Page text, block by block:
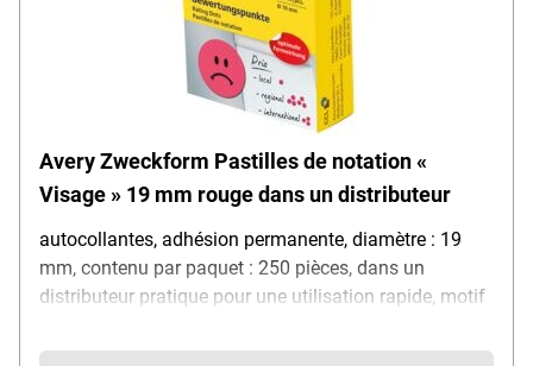
Avery Zweckform Pastilles de notation «
Visage » 19 mm rouge dans un distributeur
autocollantes, adhésion permanente, diamètre : 19
mm, contenu par paquet : 250 pièces, dans un
distributeur pratique pour une utilisation rapide, motif